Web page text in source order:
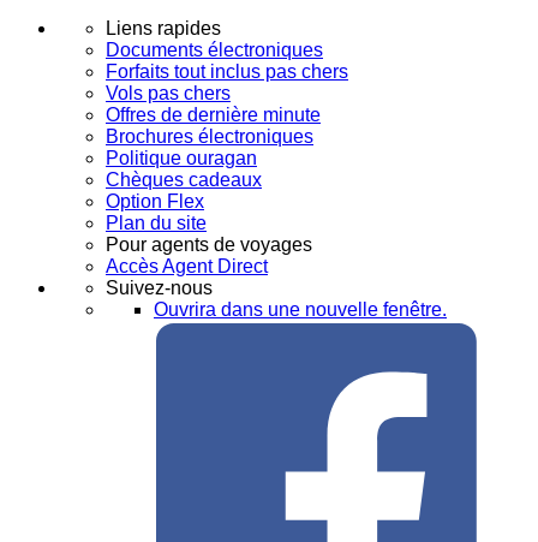
Liens rapides
Documents électroniques
Forfaits tout inclus pas chers
Vols pas chers
Offres de dernière minute
Brochures électroniques
Politique ouragan
Chèques cadeaux
Option Flex
Plan du site
Pour agents de voyages
Accès Agent Direct
Suivez-nous
Ouvrira dans une nouvelle fenêtre.